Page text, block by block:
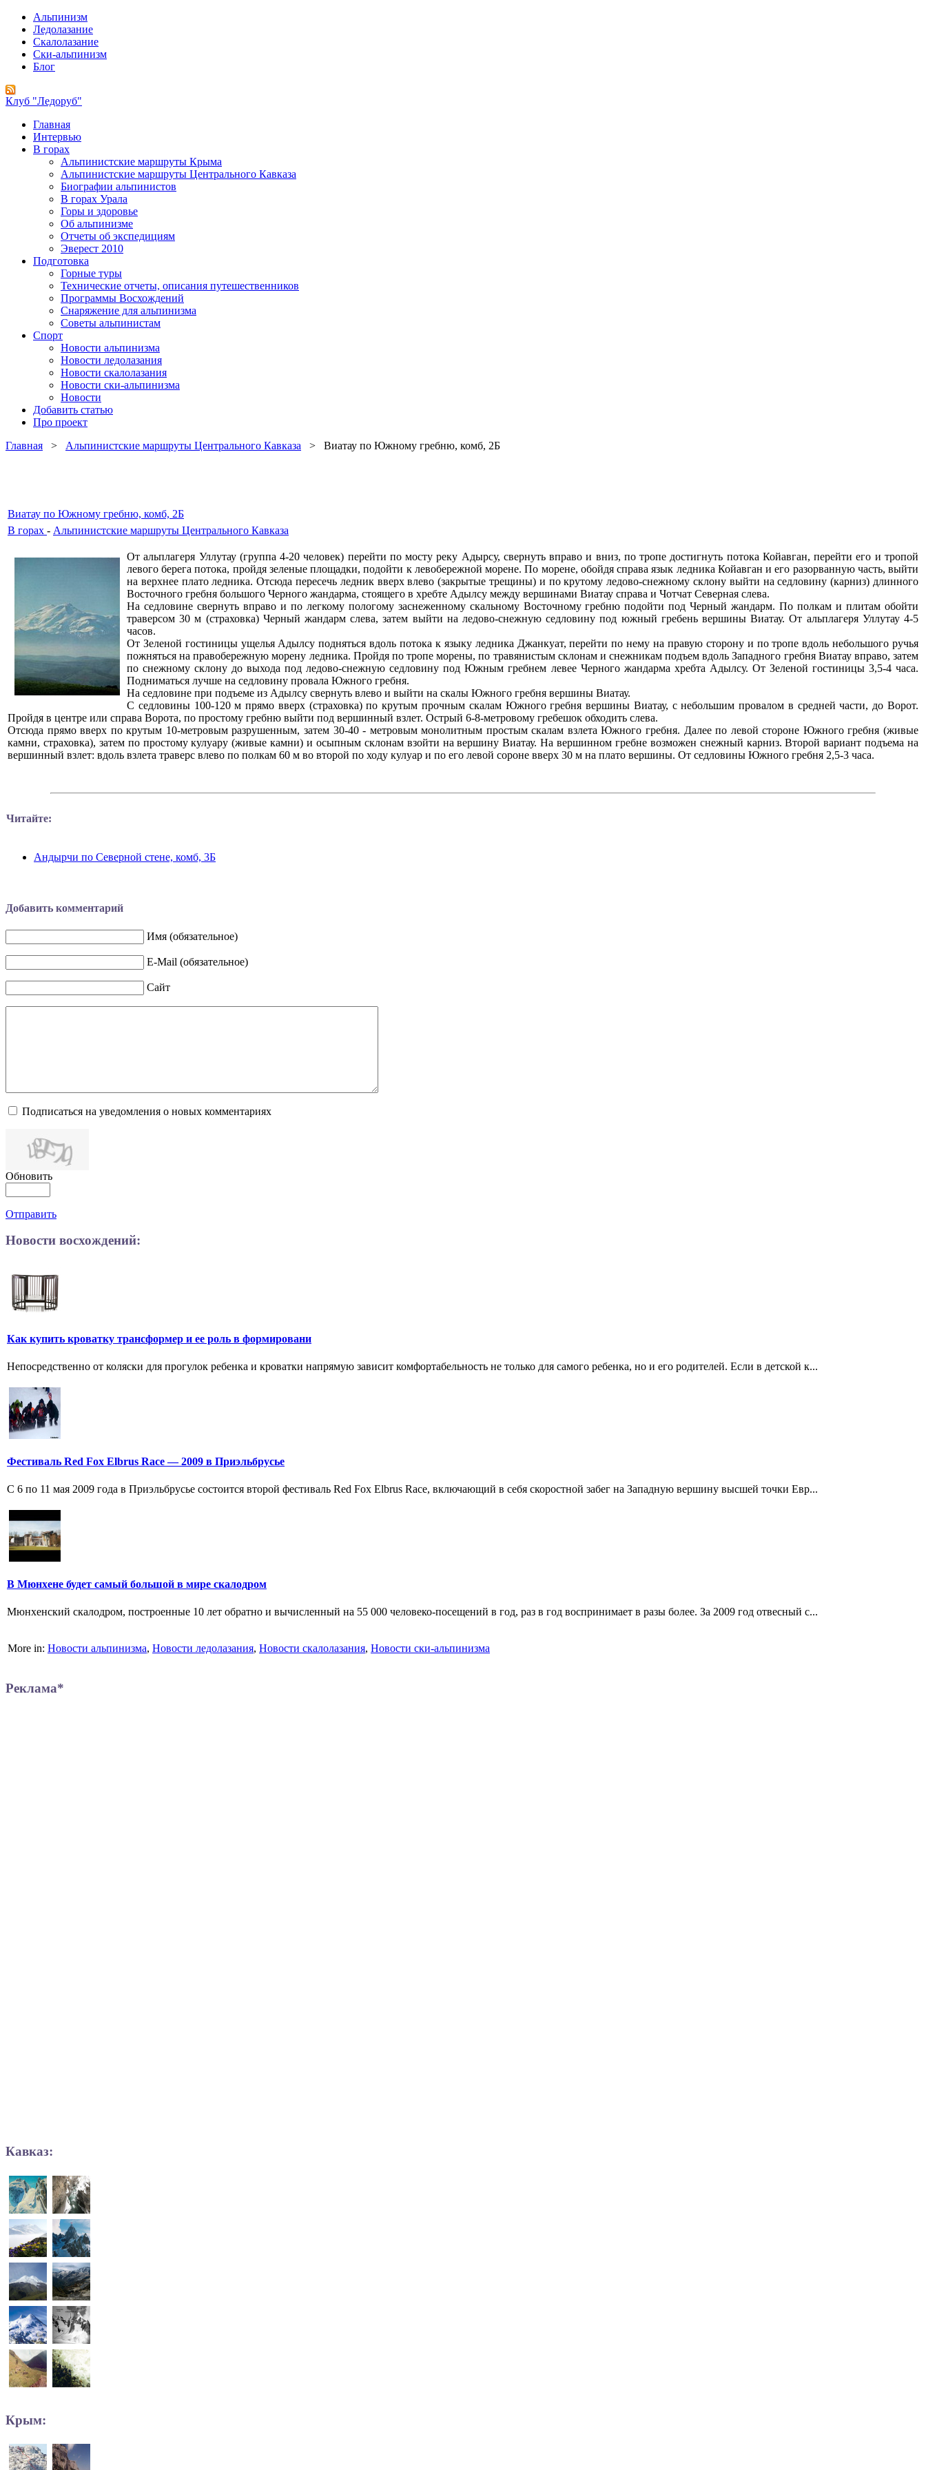
Альпинизм
Ледолазание
Скалолазание
Ски-альпинизм
Блог
Клуб "Ледоруб"
Главная
Интервью
В горах
Альпинистские маршруты Крыма
Альпинистские маршруты Центрального Кавказа
Биографии альпинистов
В горах Урала
Горы и здоровье
Об альпинизме
Отчеты об экспедициям
Эверест 2010
Подготовка
Горные туры
Технические отчеты, описания путешественников
Программы Восхождений
Снаряжение для альпинизма
Советы альпинистам
Спорт
Новости альпинизма
Новости ледолазания
Новости скалолазания
Новости ски-альпинизма
Новости
Добавить статью
Про проект
Главная > Альпинистские маршруты Центрального Кавказа > Виатау по Южному гребню, комб, 2Б
Виатау по Южному гребню, комб, 2Б
В горах - Альпинистские маршруты Центрального Кавказа
От альплагеря Уллутау (группа 4-20 человек) перейти по мосту реку Адырсу, свернуть вправо и вниз, по тропе достигнуть потока Койавган, перейти его и тропой
левого берега потока, пройдя зеленые площадки, подойти к левобережной морене. По морене, обойдя справа язык ледника Койавган и его разорванную часть, выйти
на верхнее плато ледника. Отсюда пересечь ледник вверх влево (закрытые трещины) и по крутому ледово-снежному склону выйти на седловину (карниз) длинного
Восточного гребня большого Черного жандарма, стоящего в хребте Адылсу между вершинами Виатау справа и Чотчат Северная слева.
На седловине свернуть вправо и по легкому пологому заснеженному скальному Восточному гребню подойти под Черный жандарм. По полкам и плитам обойти
траверсом 30 м (страховка) Черный жандарм слева, затем выйти на ледово-снежную седловину под южный гребень вершины Виатау. От альплагеря Уллутау 4-5
часов.
От Зеленой гостиницы ущелья Адылсу подняться вдоль потока к языку ледника Джанкуат, перейти по нему на правую сторону и по тропе вдоль небольшого ручья
пожняться на правобережную морену ледника. Пройдя по тропе морены, по травянистым склонам и снежникам подъем вдоль Западного гребня Виатау вправо, затем
по снежному склону до выхода под ледово-снежную седловину под Южным гребнем левее Черного жандарма хребта Адылсу. От Зеленой гостиницы 3,5-4 часа.
Подниматься лучше на седловину провала Южного гребня.
На седловине при подъеме из Адылсу свернуть влево и выйти на скалы Южного гребня вершины Виатау.
С седловины 100-120 м прямо вверх (страховка) по крутым прочным скалам Южного гребня вершины Виатау, с небольшим провалом в средней части, до Ворот.
Пройдя в центре или справа Ворота, по простому гребню выйти под вершинный взлет. Острый 6-8-метровому гребешок обходить слева.
Отсюда прямо вверх по крутым 10-метровым разрушенным, затем 30-40 - метровым монолитным простым скалам взлета Южного гребня. Далее по левой стороне Южного гребня (живые
камни, страховка), затем по простому кулуару (живые камни) и осыпным склонам взойти на вершину Виатау. На вершинном гребне возможен снежный карниз. Второй вариант подъема на
вершинный взлет: вдоль взлета траверс влево по полкам 60 м во второй по ходу кулуар и по его левой сороне вверх 30 м на плато вершины. От седловины Южного гребня 2,5-3 часа.
Читайте:
Андырчи по Северной стене, комб, 3Б
Добавить комментарий
Имя (обязательное)
E-Mail (обязательное)
Сайт
Подписаться на уведомления о новых комментариях
Обновить
Отправить
Новости восхождений:
Как купить кроватку трансформер и ее роль в формировани
Непосредственно от коляски для прогулок ребенка и кроватки напрямую зависит комфортабельность не только для самого ребенка, но и его родителей. Если в детской к...
Фестиваль Red Fox Elbrus Race — 2009 в Приэльбрусье
С 6 по 11 мая 2009 года в Приэльбрусье состоится второй фестиваль Red Fox Elbrus Race, включающий в себя скоростной забег на Западную вершину высшей точки Евр...
В Мюнхене будет самый большой в мире скалодром
Мюнхенский скалодром, построенные 10 лет обратно и вычисленный на 55 000 человеко-посещений в год, раз в год воспринимает в разы более. За 2009 год отвесный с...
More in: Новости альпинизма, Новости ледолазания, Новости скалолазания, Новости ски-альпинизма
Реклама*
Кавказ:
Крым: